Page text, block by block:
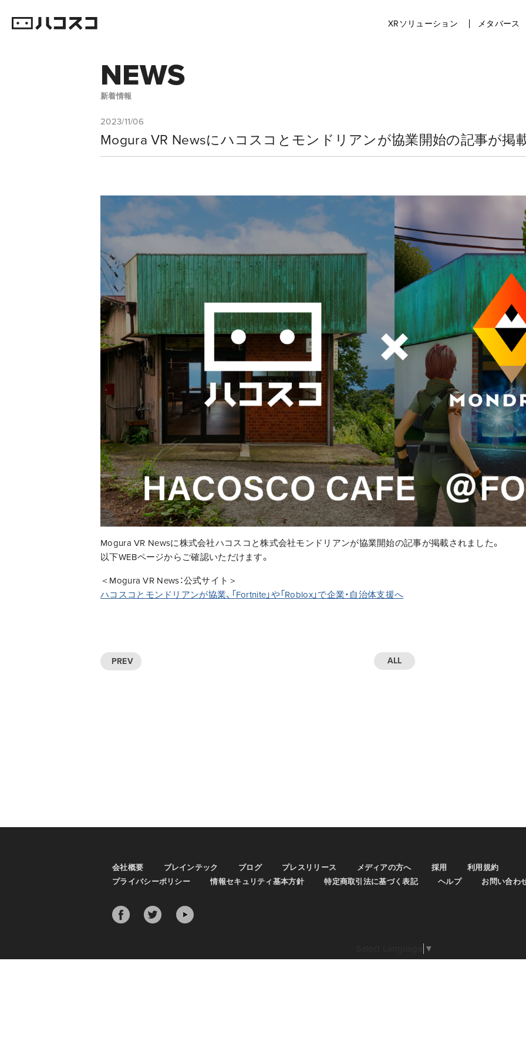
XRソリューション メタバース
NEWS
新着情報
2023/11/06
Mogura VR Newsにハコスコとモンドリアンが協業開始の記事が掲
Mogura VR Newsに株式会社ハコスコと株式会社モンドリアンが協業開始の記事が掲載されました。
以下WEBページからご確認いただけます。
＜ Mogura VR News：公式サイト＞
ハコスコとモンドリアンが協業、「 Fortnite 」や「 Roblox」で企業・自治体支援へ
PREV ALL
会社概要 ブレインテック ブログ プレスリリース メディアの方へ 採用
利用規約
プライバシーポリシー
情報セキュリティ基本方針 特定商取引法に基づく表記 ヘルプ お問い合わ
▼